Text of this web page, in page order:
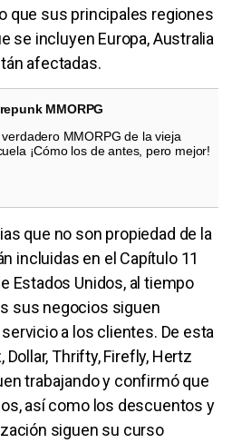
que sus principales regiones
se incluyen Europa, Australia
afectadas.
MMORPG
verdadero MMORPG de la vieja
¡Cómo los de antes, pero mejor!
que no son propiedad de la
incluidas en el Capítulo 11
Estados Unidos, al tiempo
sus negocios siguen
a los clientes. De esta
Thrifty, Firefly, Hertz
trabajando y confirmó que
así como los descuentos y
siguen su curso